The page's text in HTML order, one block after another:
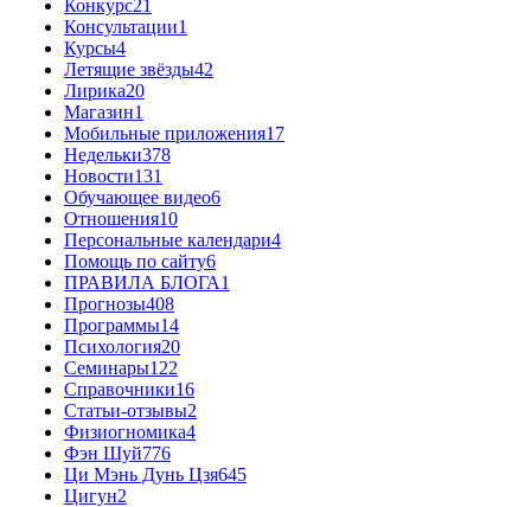
Конкурс21
Консультации1
Курсы4
Летящие звёзды42
Лирика20
Магазин1
Мобильные приложения17
Недельки378
Новости131
Обучающее видео6
Отношения10
Персональные календари4
Помощь по сайту6
ПРАВИЛА БЛОГА1
Прогнозы408
Программы14
Психология20
Семинары122
Справочники16
Статьи-отзывы2
Физиогномика4
Фэн Шуй776
Ци Мэнь Дунь Цзя645
Цигун2